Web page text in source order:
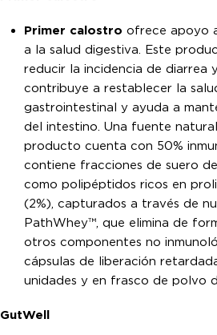
Primer calostro ofrece apoyo
a la salud digestiva. Este
reducir la incidencia de diarrea
contribuye a restablecer la
gastrointestinal y ayuda a
del intestino. Una fuente
producto cuenta con 50%
contiene fracciones de suero
como polipéptidos ricos en
(2%), capturados a través de
PathWhey™, que elimina de
otros componentes no
cápsulas de liberación
unidades y en frasco de polvo
GutWell